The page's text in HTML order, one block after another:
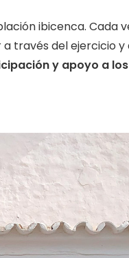
ibicenca. Cada
través del ejercicio
y apoyo a